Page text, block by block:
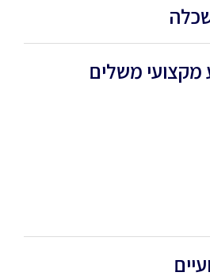
מקצועי משלים